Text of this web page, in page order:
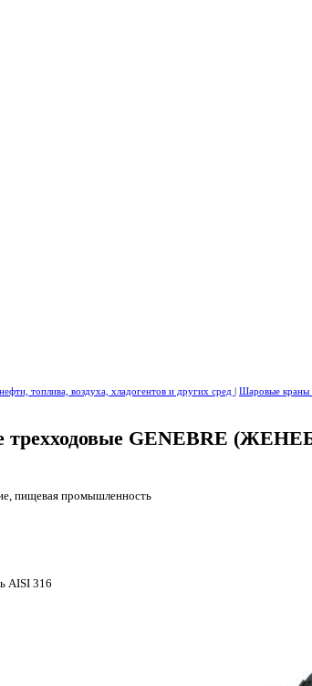
топлива, воздуха, хладогентов и других сред | Шаровые
GENEBRE
, пищевая промышленность
AISI 316